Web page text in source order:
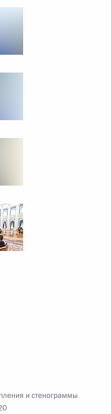
и стенограммы